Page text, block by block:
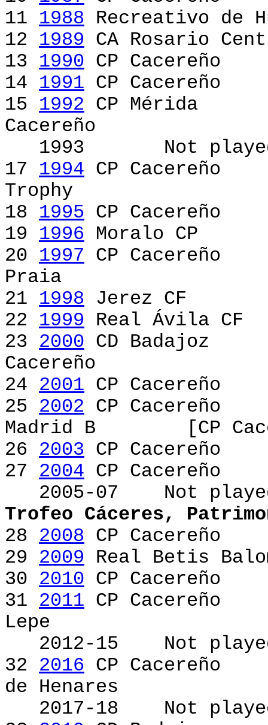
11 1988 Recreativo de
12 1989 CA Rosario
13 1990 CP
14 1991 CP
15 1992 CP
Cacereño [CP
1993 Not
17 1994 CP
Trophy
18 1995 CP
19 1996 Moralo CP
20 1997 CP
Praia
21 1998 Jerez CF
22 1999 Real Ávila
23 2000 CD
Cacereño [CD
24 2001 CP
25 2002 CP
Madrid B [CP
26 2003 CP
27 2004 CP
2005-07 Not
Trofeo Cáceres,
28 2008 CP
29 2009 Real Betis
30 2010 CP
31 2011 CP
Lepe
2012-15 Not
32 2016 CP
de Henares
2017-18 Not